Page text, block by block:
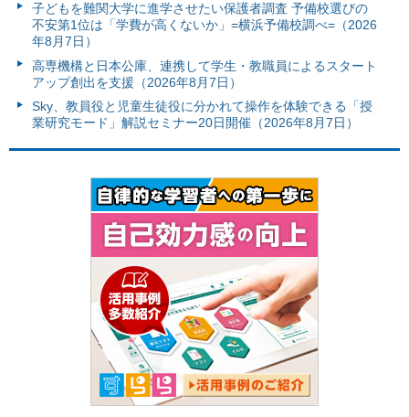
子どもを難関大学に進学させたい保護者調査 予備校選びの
不安第1位は「学費が高くないか」=横浜予備校調べ=（2026
年8月7日）
高専機構と日本公庫、連携して学生・教職員によるスタート
アップ創出を支援（2026年8月7日）
Sky、教員役と児童生徒役に分かれて操作を体験できる「授
業研究モード」解説セミナー20日開催（2026年8月7日）